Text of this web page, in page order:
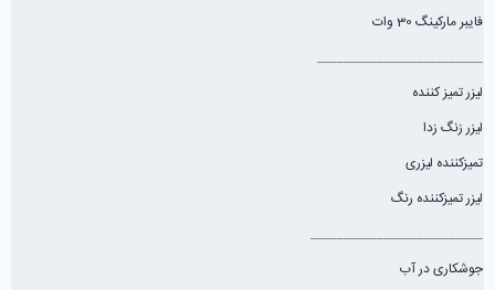
تمیزکننده لیزری
__________________________
جوشکاری در آب
جوش لیزر
جوشکاری لیزری
دستگاه جوشکاری لیزری